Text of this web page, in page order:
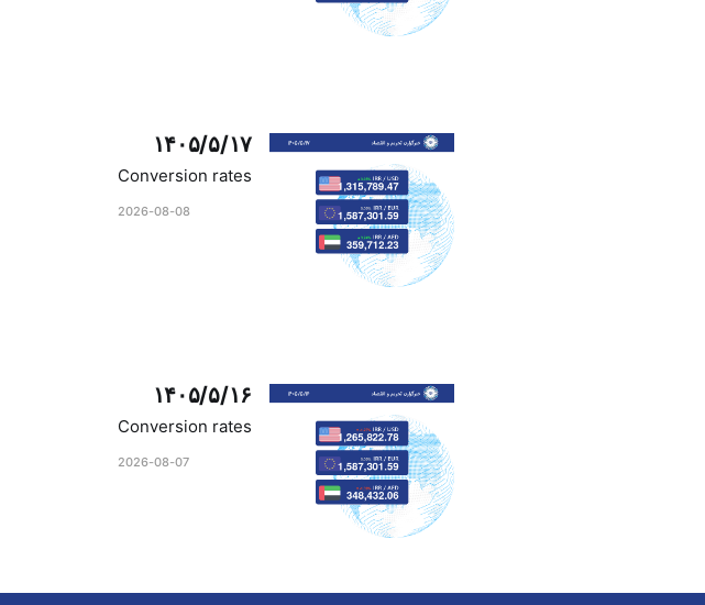
۱۴۰۵/۵/۱۷
Conversion rates
2026-08-08
۱۴۰۵/۵/۱۶
Conversion rates
2026-08-07